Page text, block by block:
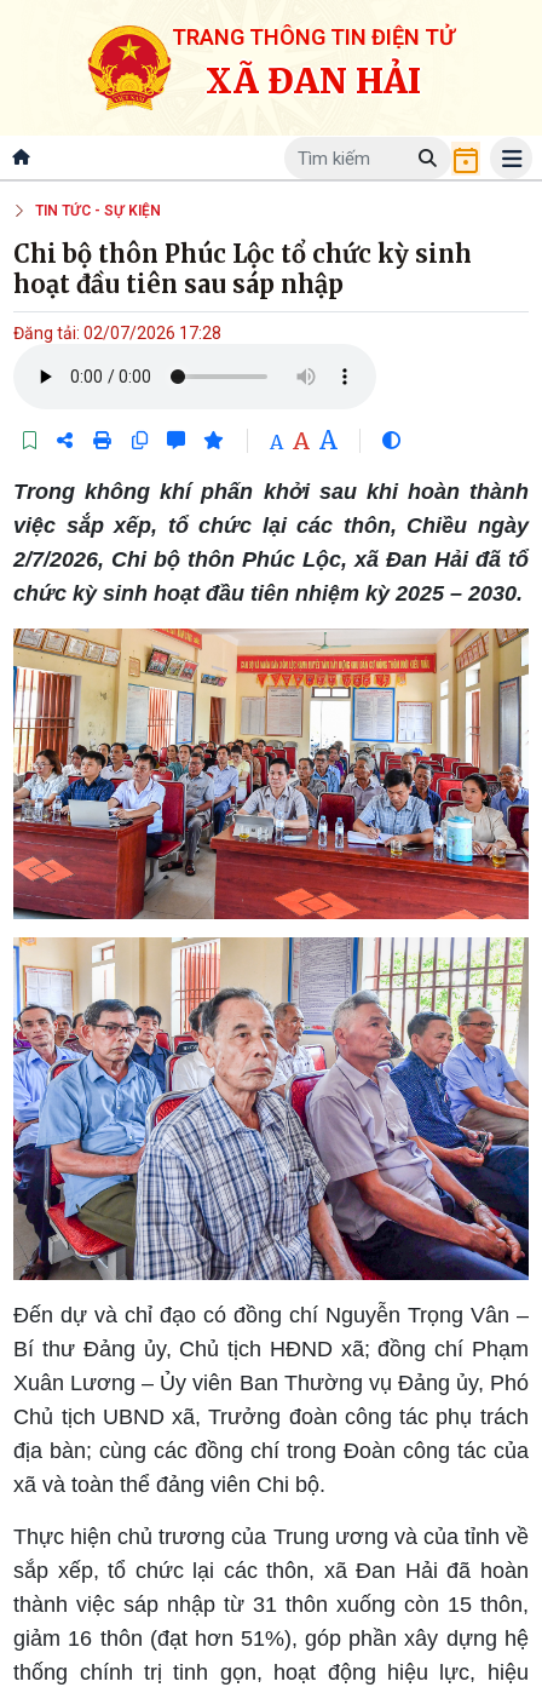
TRANG THÔNG TIN ĐIỆN TỬ
XÃ ĐAN HẢI
TIN TỨC - SỰ KIỆN
Chi bộ thôn Phúc Lộc tổ chức kỳ sinh
hoạt đầu tiên sau sáp nhập
Đăng tải: 02/07/2026 17:28
A A A
Trong không khí phấn khởi sau khi hoàn thành
việc sắp xếp, tổ chức lại các thôn, Chiều ngày
2/7/2026, Chi bộ thôn Phúc Lộc, xã Đan Hải đã tổ
chức kỳ sinh hoạt đầu tiên nhiệm kỳ 2025 – 2030.
Đến dự và chỉ đạo có đồng chí Nguyễn Trọng Vân –
Bí thư Đảng ủy, Chủ tịch HĐND xã; đồng chí Phạm
Xuân Lương – Ủy viên Ban Thường vụ Đảng ủy, Phó
Chủ tịch UBND xã, Trưởng đoàn công tác phụ trách
địa bàn; cùng các đồng chí trong Đoàn công tác của
xã và toàn thể đảng viên Chi bộ.
Thực hiện chủ trương của Trung ương và của tỉnh về
sắp xếp, tổ chức lại các thôn, xã Đan Hải đã hoàn
thành việc sáp nhập từ 31 thôn xuống còn 15 thôn,
giảm 16 thôn (đạt hơn 51%), góp phần xây dựng hệ
thống chính trị tinh gọn, hoạt động hiệu lực, hiệu